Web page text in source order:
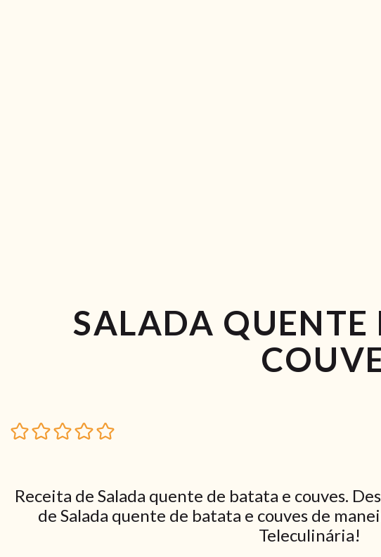
SALADA QUENTE
Receita de Salada quente de batata e couves.
de Salada quente de batata e couves de
Teleculinária!